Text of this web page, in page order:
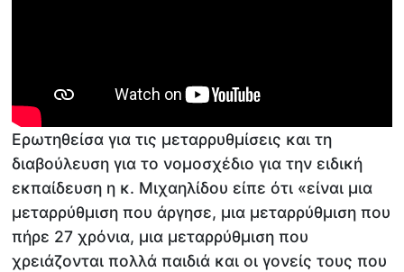
Ερωτηθείσα για τις μεταρρυθμίσεις και τη
διαβούλευση για το νομοσχέδιο για την ειδική
εκπαίδευση η κ. Μιχαηλίδου είπε ότι «είναι μια
μεταρρύθμιση που άργησε, μια μεταρρύθμιση που
πήρε 27 χρόνια, μια μεταρρύθμιση που
χρειάζονται πολλά παιδιά και οι γονείς τους που